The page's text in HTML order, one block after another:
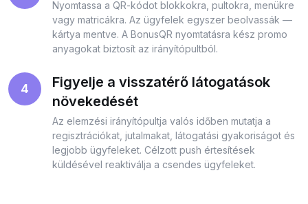
Nyomtassa a QR-kódot blokkokra, pultokra, menükre
vagy matricákra. Az ügyfelek egyszer beolvassák —
kártya mentve. A BonusQR nyomtatásra kész promo
anyagokat biztosít az irányítópultból.
4
Figyelje a visszatérő látogatások
növekedését
Az elemzési irányítópultja valós időben mutatja a
regisztrációkat, jutalmakat, látogatási gyakoriságot és
legjobb ügyfeleket. Célzott push értesítések
küldésével reaktiválja a csendes ügyfeleket.